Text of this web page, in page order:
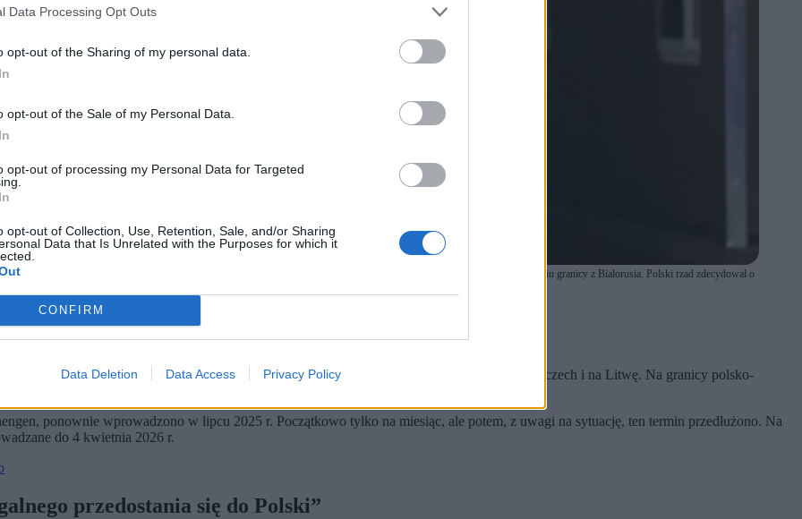
Data Processing Opt Outs
opt-out of the Sharing of my personal data.
opt-out of the Sale of my Personal Data.
opt-out of processing my Personal Data for Targeted
opt-out of Collection, Use, Retention, Sale, and/or Sharing
Data that Is Unrelated with the Purposes for which it
CONFIRM
Data Deletion Data Access Privacy Policy
br. polsko-bialoruskie przejscie graniczne Terespol-Brzesc zawiesza dzialanie w zwiazku z decyzja polskich wladz o zamknieciu granicy z Bialorusia. Polski rzad zdecydowal o
br. bialorusko-rosyjskimi cwiczeniami wojskowymi Zapad-25. (fot. Wojciech Olkusnik / East News)
roku – od 5 kwietnia do 1 października.
się na granicy z Niemcami i Litwą.
Centrum Legislacji.
z powodu poważnego zagrożenia nielegalną migracją w obu miejscach – na przejściach do Niemczech i na Litwę. Na granicy polsko-
a na granicy polsko-litewskiej w 13.
ponownie wprowadzono w lipcu 2025 r. Początkowo tylko na miesiąc, ale potem, z uwagi na sytuację, ten termin przedłużono. Na
do 4 kwietnia 2026 r.
przedostania się do Polski”